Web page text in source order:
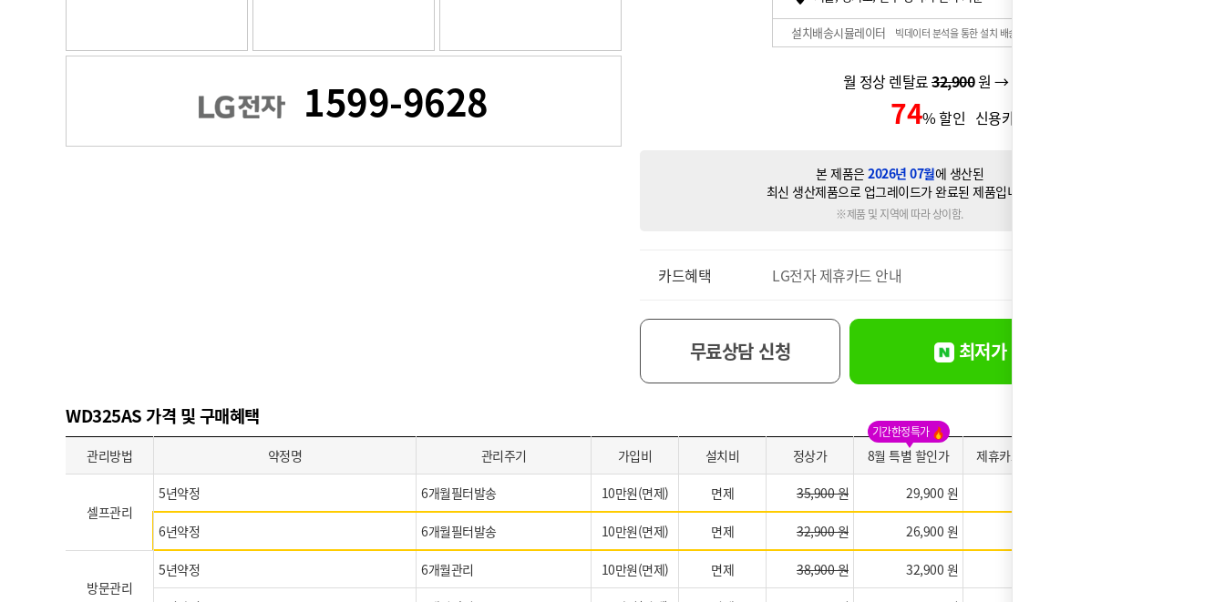
1599-9628
설치배송시뮬레이터 빅데이터 분석을 통한 설치 배송일 예측 시스템
월 정상 렌탈료32,900원 → 월 할인 렌탈료
74% 할인 신용카드 할인가
본 제품은 2026년 07월에 생산된
최신 생산제품으로 업그레이드가 완료된 제품입니다.
※제품 및 지역에 따라 상이함.
카드혜택 LG전자 제휴카드 안내
무료상담 신청 최저가 바로신청
기간한정특가
WD325AS 가격 및 구매혜택
관리방법 약정명 관리주기 가입비 설치비 정상가 8월 특별 할인가 제휴카드 적용가
셀프관리
5년약정 6개월필터발송 10만원(면제) 면제 35,900 원 29,900 원
6년약정 6개월필터발송 10만원(면제) 면제 32,900 원 26,900 원
방문관리
5년약정 6개월관리 10만원(면제) 면제 38,900 원 32,900 원